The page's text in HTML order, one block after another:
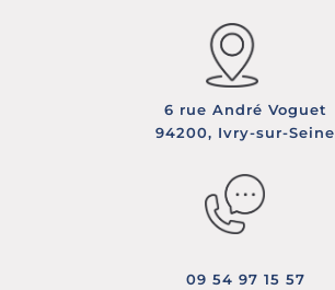
6 rue André Voguet
94200, Ivry-sur-Seine
09 54 97 15 57